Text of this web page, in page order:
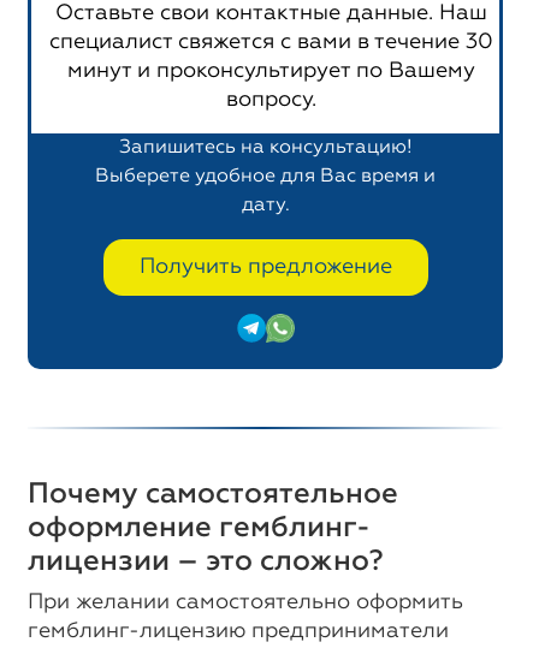
Оставьте свои контактные данные. Наш
специалист свяжется с вами в течение 30
минут и проконсультирует по Вашему
вопросу.
Запишитесь на консультацию!
Выберете удобное для Вас время и
дату.
Получить предложение
Почему самостоятельное
оформление гемблинг-
лицензии – это сложно?
При желании самостоятельно оформить
гемблинг-лицензию предприниматели